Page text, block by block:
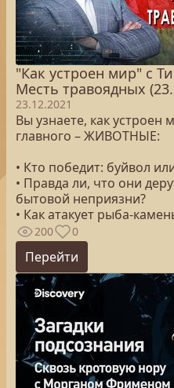
"Как устроен мир" с
Месть травоядных
23.12.2021
Вы узнаете, как устроен
главного – ЖИВОТНЫЕ:
• Кто победит: буйвол
• Правда ли, что они
бытовой неприязни?
• Как атакует рыба-
200 0
Перейти